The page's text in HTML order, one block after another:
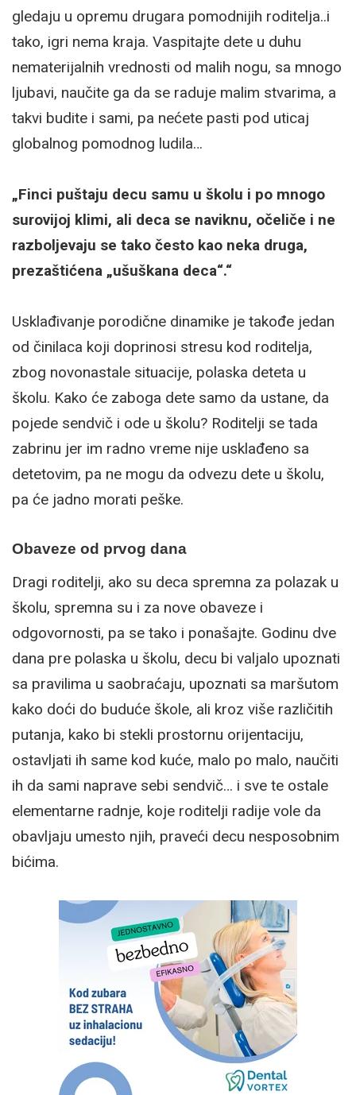
gledaju u opremu drugara pomodnijih roditelja..i
tako, igri nema kraja. Vaspitajte dete u duhu
nematerijalnih vrednosti od malih nogu, sa mnogo
ljubavi, naučite ga da se raduje malim stvarima, a
takvi budite i sami, pa nećete pasti pod uticaj
globalnog pomodnog ludila…
„Finci puštaju decu samu u školu i po mnogo
surovijoj klimi, ali deca se naviknu, očeliče i ne
razboljevaju se tako često kao neka druga,
prezaštićena „ušuškana deca“.“
Usklađivanje porodične dinamike je takođe jedan
od činilaca koji doprinosi stresu kod roditelja,
zbog novonastale situacije, polaska deteta u
školu. Kako će zaboga dete samo da ustane, da
pojede sendvič i ode u školu? Roditelji se tada
zabrinu jer im radno vreme nije usklađeno sa
detetovim, pa ne mogu da odvezu dete u školu,
pa će jadno morati peške.
Obaveze od prvog dana
Dragi roditelji, ako su deca spremna za polazak u
školu, spremna su i za nove obaveze i
odgovornosti, pa se tako i ponašajte. Godinu dve
dana pre polaska u školu, decu bi valjalo upoznati
sa pravilima u saobraćaju, upoznati sa maršutom
kako doći do buduće škole, ali kroz više različitih
putanja, kako bi stekli prostornu orijentaciju,
ostavljati ih same kod kuće, malo po malo, naučiti
ih da sami naprave sebi sendvič… i sve te ostale
elementarne radnje, koje roditelji radije vole da
obavljaju umesto njih, praveći decu nesposobnim
bićima.